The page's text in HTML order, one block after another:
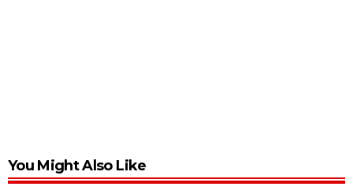
You Might Also Like